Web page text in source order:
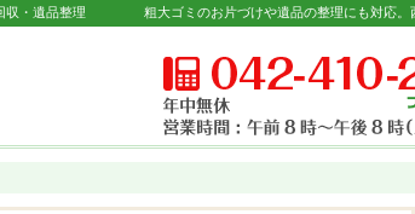
収・遺品整理